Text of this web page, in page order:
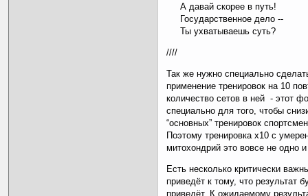
А давай скорее в путь!
Государственное дело --
Ты ухватываешь суть?
////
Так же нужно специально
применение тренировок на 10
количество сетов в ней - этот
специально для того, чтобы
“основных” тренировок
Поэтому тренировка х10 с
митохондрий это вовсе не одно
Есть несколько критически
приведёт к тому, что результат
приведёт. К ожидаемому